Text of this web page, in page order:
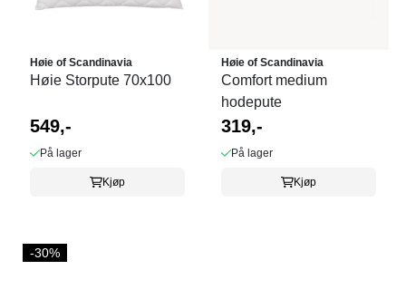
Høie of Scandinavia
Høie Storpute 70x100
549,-
På lager
Kjøp
Høie of Scandinavia
Comfort medium
hodepute
319,-
På lager
Kjøp
-30%